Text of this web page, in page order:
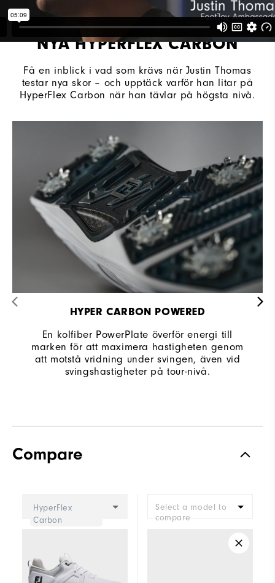
NYA HYPERFLEX CARBON
Få en inblick i vad som krävs när Justin Thomas
testar nya skor – och upptäck varför han litar på
HyperFlex Carbon när han tävlar på högsta nivå.
HYPER CARBON POWERED
En kolfiber PowerPlate överför energi till
marken för att maximera hastigheten genom
att motstå vridning under svingen, även vid
svingshastigheter på tour-nivå.
Compare
HyperFlex
Carbon
Select a model to
compare